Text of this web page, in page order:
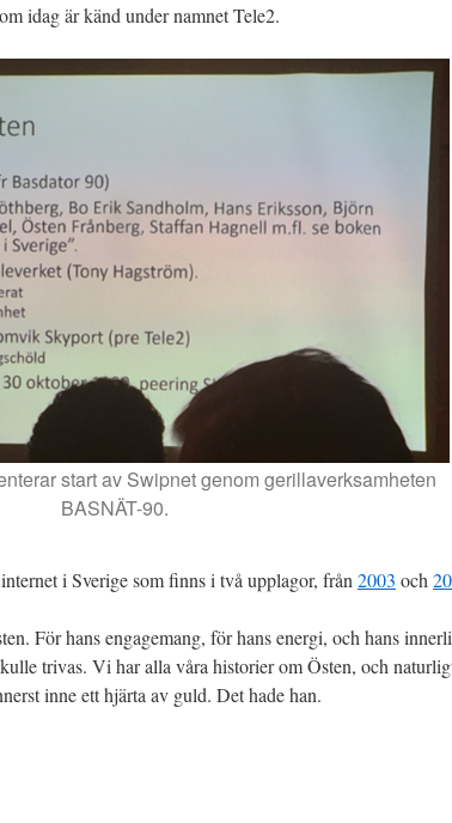
idag är känd under namnet Tele2.
start av Swipnet genom gerillaverksamheten
BASNÄT-90.
i Sverige som finns i två upplagor, från 2003 och
För hans engagemang, för hans energi, och hans
trivas. Vi har alla våra historier om Östen, och
inne ett hjärta av guld. Det hade han.